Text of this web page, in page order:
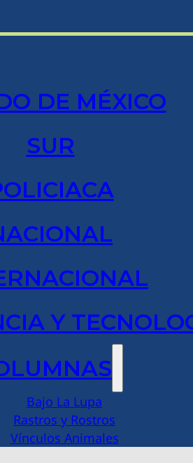
DE MÉXICO
SUR
Y
Bajo La Lupa
Rastros y Rostros
Vínculos Animales